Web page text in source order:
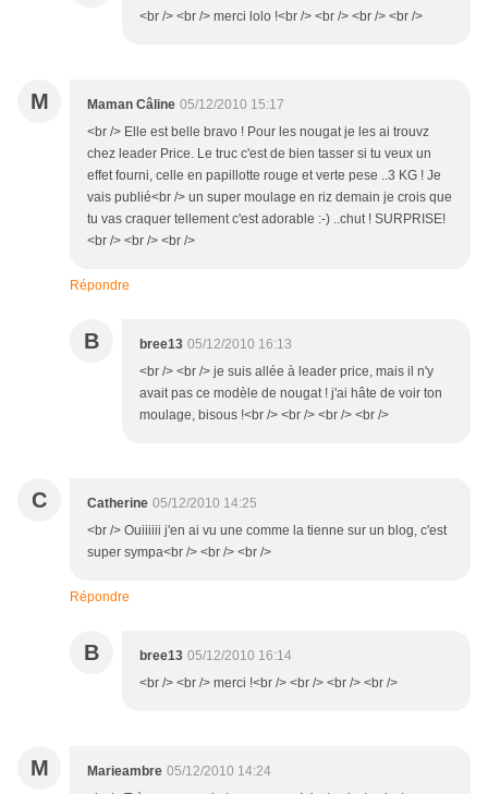
<br /> <br /> merci lolo !<br /> <br /> <br /> <br />
M Maman Câline 05/12/2010 15:17
<br /> Elle est belle bravo ! Pour les nougat je les ai trouvz
chez leader Price. Le truc c'est de bien tasser si tu veux un
effet fourni, celle en papillotte rouge et verte pese ..3 KG ! Je
vais publié<br /> un super moulage en riz demain je crois que
tu vas craquer tellement c'est adorable :-) ..chut ! SURPRISE!
<br /> <br /> <br />
Répondre
B bree13 05/12/2010 16:13
<br /> <br /> je suis allée à leader price, mais il n'y
avait pas ce modèle de nougat ! j'ai hâte de voir ton
moulage, bisous !<br /> <br /> <br /> <br />
C Catherine 05/12/2010 14:25
<br /> Ouiiiiii j'en ai vu une comme la tienne sur un blog, c'est
super sympa<br /> <br /> <br />
Répondre
B bree13 05/12/2010 16:14
<br /> <br /> merci !<br /> <br /> <br /> <br />
M Marieambre 05/12/2010 14:24